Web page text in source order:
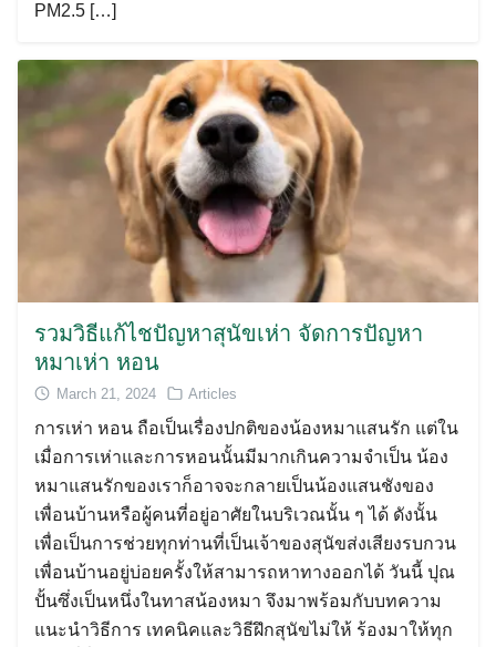
PM2.5 […]
รวมวิธีแก้ไชปัญหาสุนัขเห่า จัดการปัญหา
หมาเห่า หอน
March 21, 2024 Articles
การเห่า หอน ถือเป็นเรื่องปกติของน้องหมาแสนรัก แต่ใน
เมื่อการเห่าและการหอนนั้นมีมากเกินความจำเป็น น้อง
หมาแสนรักของเราก็อาจจะกลายเป็นน้องแสนชังของ
เพื่อนบ้านหรือผู้คนที่อยู่อาศัยในบริเวณนั้น ๆ ได้ ดังนั้น
เพื่อเป็นการช่วยทุกท่านที่เป็นเจ้าของสุนัขส่งเสียงรบกวน
เพื่อนบ้านอยู่บ่อยครั้งให้สามารถหาทางออกได้ วันนี้ ปุณ
ปั้นซึ่งเป็นหนึ่งในทาสน้องหมา จึงมาพร้อมกับบทความ
แนะนำวิธีการ เทคนิคและวิธีฝึกสุนัขไม่ให้ ร้องมาให้ทุก